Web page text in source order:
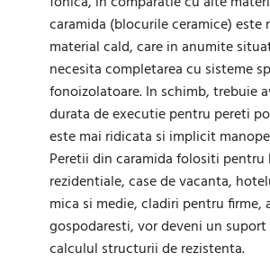
caramida (blocurile ceramice) este
material cald, care in anumite
necesita completarea cu sisteme
fonoizolatoare. In schimb, trebuie
durata de executie pentru pereti
este mai ridicata si implicit
Peretii din caramida folositi
rezidentiale, case de vacanta,
mica si medie, cladiri pentru firme,
gospodaresti, vor deveni un
calculul structurii de rezistenta.